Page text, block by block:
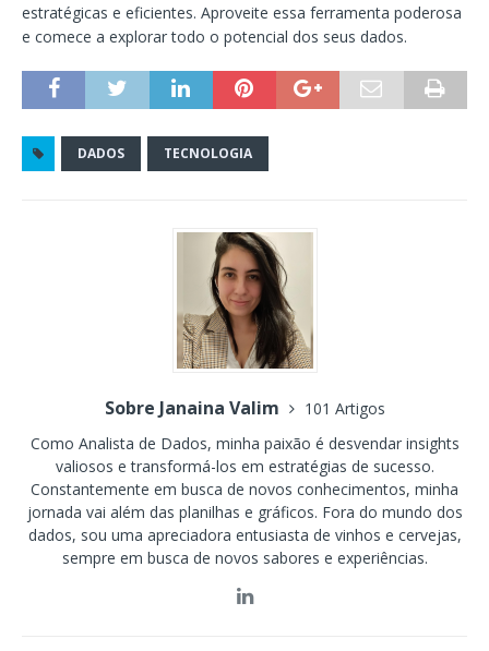
estratégicas e eficientes. Aproveite essa ferramenta poderosa
e comece a explorar todo o potencial dos seus dados.
DADOS TECNOLOGIA
Sobre Janaina Valim
101 Artigos
Como Analista de Dados, minha paixão é desvendar insights
valiosos e transformá-los em estratégias de sucesso.
Constantemente em busca de novos conhecimentos, minha
jornada vai além das planilhas e gráficos. Fora do mundo dos
dados, sou uma apreciadora entusiasta de vinhos e cervejas,
sempre em busca de novos sabores e experiências.